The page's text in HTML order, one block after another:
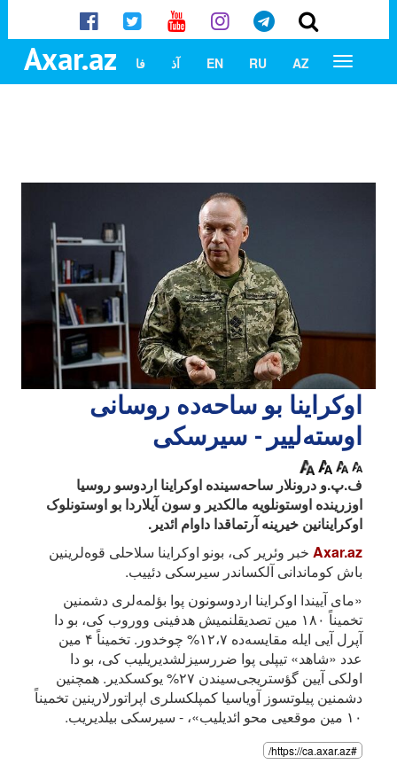
Axar.az AZ
RU
EN آذ فا
اوکراینا بو ساحه‌ده روسانی
اوسته‌لییر - سیرسکی
ف.پ.و درونلار ساحه‌سینده اوکراینا اردوسو روسیا
اوزرینده اوستونلویه مالکدیر و سون آیلاردا بو اوستونلوک
اوکراینانین خیرینه آرتماقدا داوام ائدیر.
Axar.az خبر وئریر کی، بونو اوکراینا سلاحلی قوه‌لرینین
باش کوماندانی آلکساندر سیرسکی دئییب.
«مای آییندا اوکراینا اردوسونون پوا بؤلمه‌لری دشمنین
تخمیناً ۱۸۰ مین تصدیقلنمیش هدفینی ووروب کی، بو دا
آپرل آیی ایله مقایسه‌ده ۱۲،۷% چوخدور. تخمیناً ۴ مین
عدد «شاهد» تیپلی پوا ضررسیزلشدیریلیب کی، بو دا
اولکی آیین گؤستریجی‌سیندن ۲۷% یوکسکدیر. همچنین
دشمنین پیلوتسوز آویاسیا کمپلکسلری اپراتورلارینین تخمیناً
۱۰ مین موقعیی محو ائدیلیب»، - سیرسکی بیلدیریب.
#https://ca.axar.az/